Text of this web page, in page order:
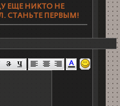
ЕЩЕ НИКТО НЕ
СТАНЬТЕ ПЕРВЫМ!